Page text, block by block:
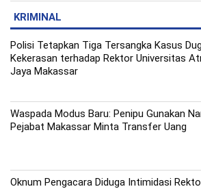
KRIMINAL
Polisi Tetapkan Tiga Tersangka Kasus
Kekerasan terhadap Rektor Universitas
Jaya Makassar
Waspada Modus Baru: Penipu Gunakan
Pejabat Makassar Minta Transfer Uang
Oknum Pengacara Diduga Intimidasi